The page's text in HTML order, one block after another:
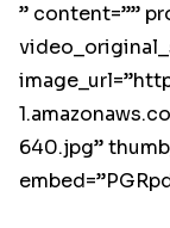
” content=””
640.jpg”